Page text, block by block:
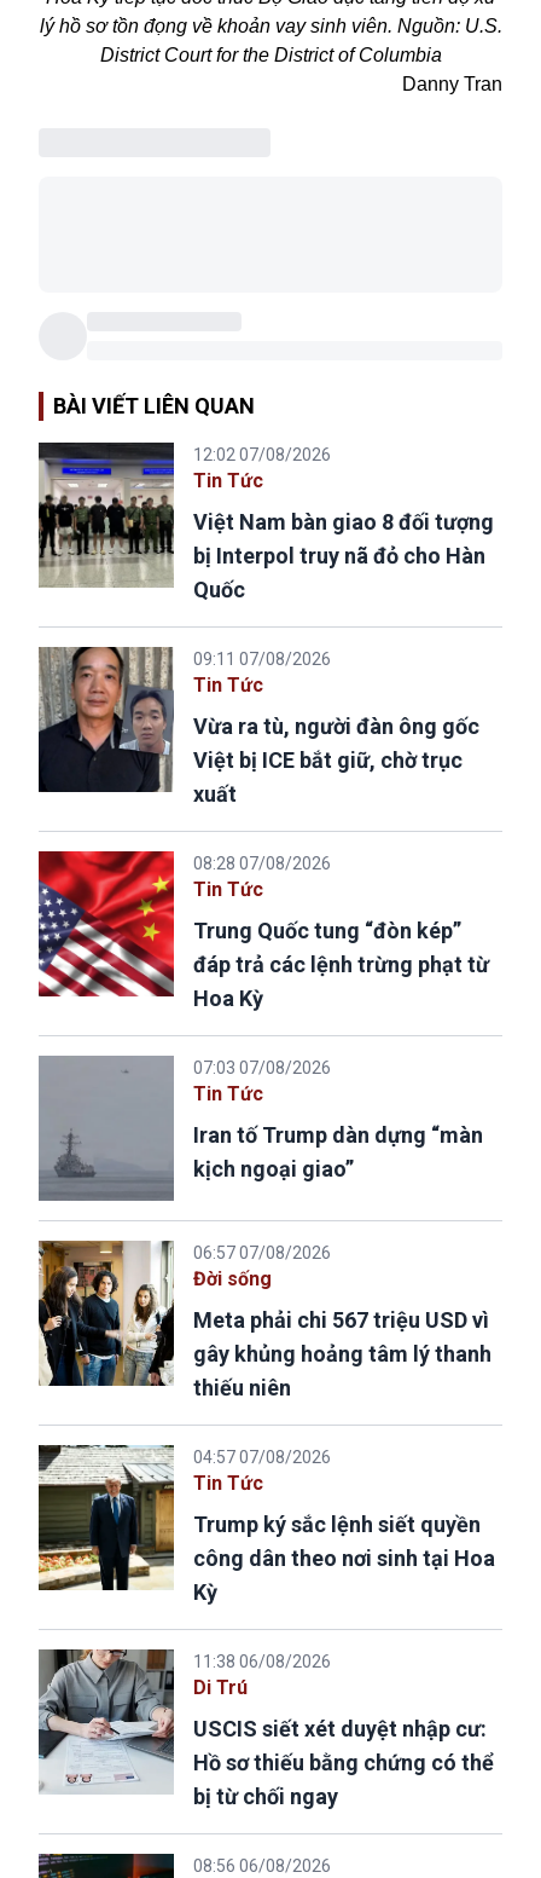
lý hồ sơ tồn đọng về khoản vay sinh viên. Nguồn: U.S.
District Court for the District of Columbia
Danny Tran
BÀI VIẾT LIÊN QUAN
12:02 07/08/2026
Tin Tức
Việt Nam bàn giao 8 đối tượng
bị Interpol truy nã đỏ cho Hàn
Quốc
09:11 07/08/2026
Tin Tức
Vừa ra tù, người đàn ông gốc
Việt bị ICE bắt giữ, chờ trục
xuất
08:28 07/08/2026
Tin Tức
Trung Quốc tung “đòn kép”
đáp trả các lệnh trừng phạt từ
Hoa Kỳ
07:03 07/08/2026
Tin Tức
Iran tố Trump dàn dựng “màn
kịch ngoại giao”
06:57 07/08/2026
Đời sống
Meta phải chi 567 triệu USD vì
gây khủng hoảng tâm lý thanh
thiếu niên
04:57 07/08/2026
Tin Tức
Trump ký sắc lệnh siết quyền
công dân theo nơi sinh tại Hoa
Kỳ
11:38 06/08/2026
Di Trú
USCIS siết xét duyệt nhập cư:
Hồ sơ thiếu bằng chứng có thể
bị từ chối ngay
08:56 06/08/2026